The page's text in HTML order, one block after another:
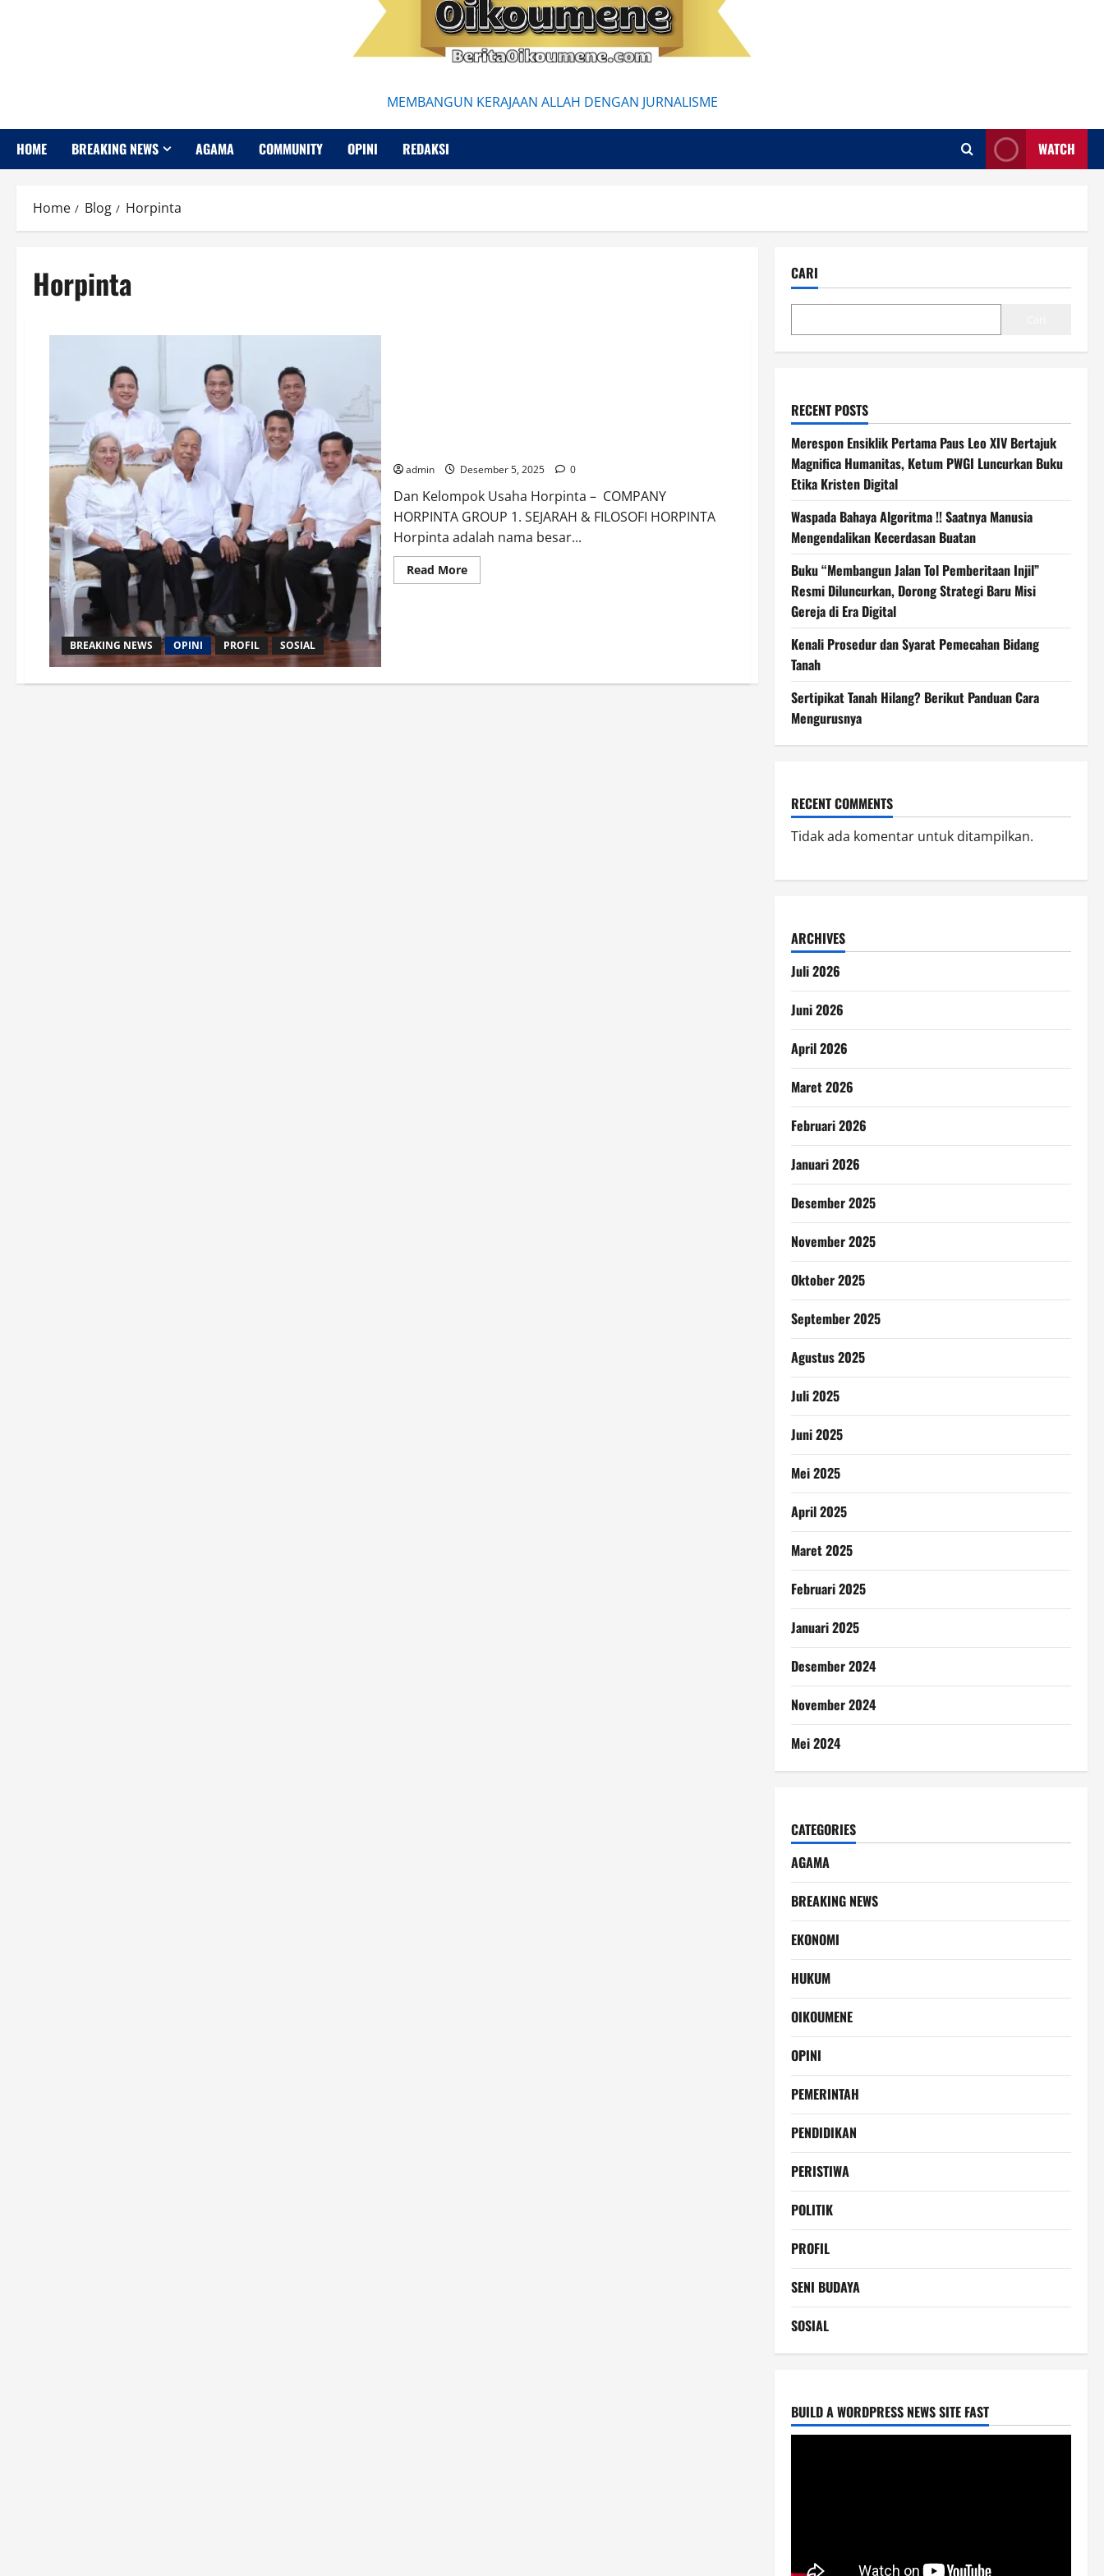
MEMBANGUN KERAJAAN ALLAH DENGAN JURNALISME
HOME BREAKING NEWS AGAMA COMMUNITY OPINI REDAKSI WATCH
Home Blog Horpinta
Horpinta
BREAKING NEWS OPINI PROFIL SOSIAL
admin Desember 5, 2025 0
Dan Kelompok Usaha Horpinta – COMPANY
HORPINTA GROUP 1. SEJARAH & FILOSOFI HORPINTA
Horpinta adalah nama besar...
Read MoreRead
more
(C)
CARI
RECENT POSTS
Merespon Ensiklik Pertama Paus Leo XIV Bertajuk
Magnifica Humanitas, Ketum PWGI Luncurkan Buku
Etika Kristen Digital
Waspada Bahaya Algoritma !! Saatnya Manusia
Mengendalikan Kecerdasan Buatan
Buku “Membangun Jalan Tol Pemberitaan Injil”
Resmi Diluncurkan, Dorong Strategi Baru Misi
Gereja di Era Digital
Kenali Prosedur dan Syarat Pemecahan Bidang
Tanah
Sertipikat Tanah Hilang? Berikut Panduan Cara
Mengurusnya
RECENT COMMENTS
Tidak ada komentar untuk ditampilkan.
ARCHIVES
Juli 2026
Juni 2026
April 2026
Maret 2026
Februari 2026
Januari 2026
Desember 2025
November 2025
Oktober 2025
September 2025
Agustus 2025
Juli 2025
Juni 2025
Mei 2025
April 2025
Maret 2025
Februari 2025
Januari 2025
Desember 2024
November 2024
Mei 2024
CATEGORIES
AGAMA
BREAKING NEWS
EKONOMI
HUKUM
OIKOUMENE
OPINI
PEMERINTAH
PENDIDIKAN
PERISTIWA
POLITIK
PROFIL
SENI BUDAYA
SOSIAL
BUILD A WORDPRESS NEWS SITE FAST